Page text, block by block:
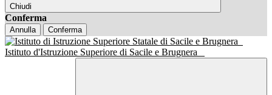
Chiudi
Conferma
Annulla Conferma
Istituto d'Istruzione Superiore di Sacile e Brugnera